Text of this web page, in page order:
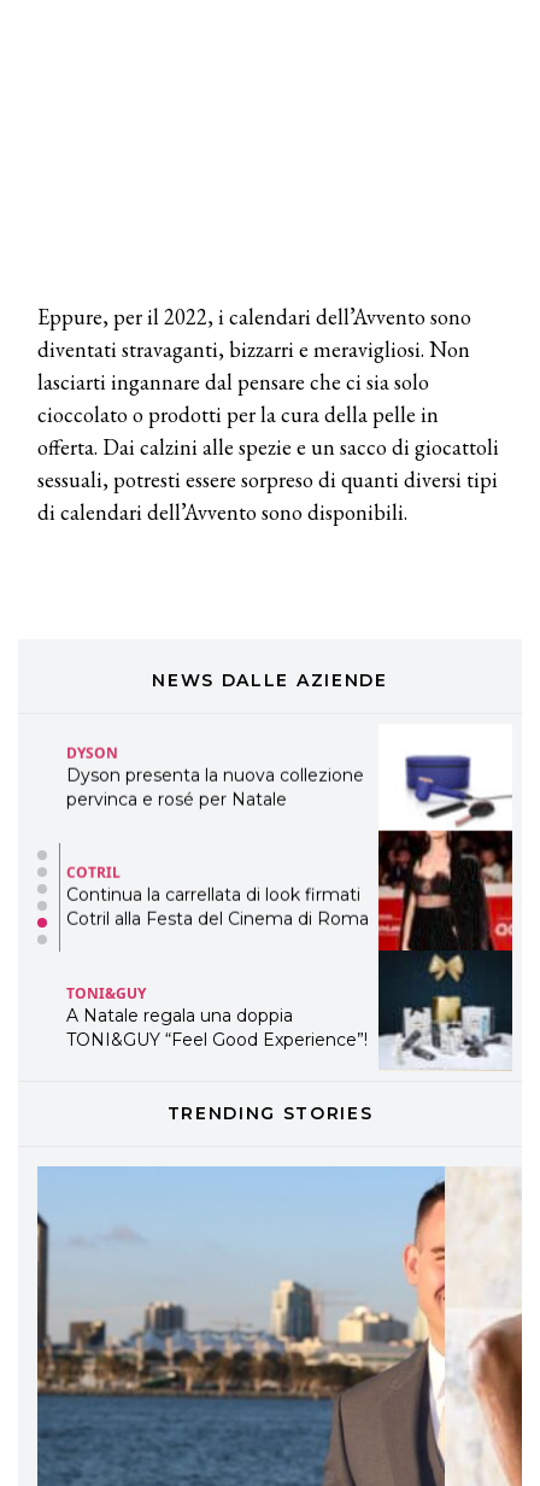
Eppure, per il 2022, i calendari dell’Avvento sono
diventati stravaganti, bizzarri e meravigliosi. Non
lasciarti ingannare dal pensare che ci sia solo
cioccolato o prodotti per la cura della pelle in
offerta. Dai calzini alle spezie e un sacco di giocattoli
sessuali, potresti essere sorpreso di quanti diversi tipi
di calendari dell’Avvento sono disponibili.
NEWS DALLE AZIENDE
TONI&GUY “Feel Good Experience”!
TONI&GUY
LABEL.M lancia la sua innovativa ed
eco-sostenibile linea di prodotti
professionali
DAVINES
Davines presenta cofanetti beauty
WELLNESS CONGRESS 2022: I
DYSON
Dyson presenta la nuova collezione
pervinca e rosé per Natale
COTRIL
Continua la carrellata di look firmati
Cotril alla Festa del Cinema di Roma
TONI&GUY
A Natale regala una doppia
TONI&GUY “Feel Good Experience”!
LABEL.M lancia la sua innovativa ed
professionali
TRENDING STORIES